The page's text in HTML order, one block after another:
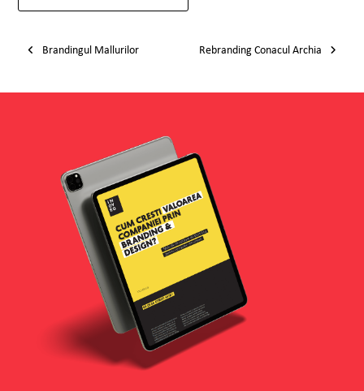
Brandingul Mallurilor Rebranding Conacul Archia